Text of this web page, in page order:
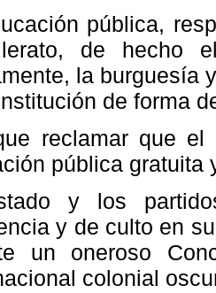
pública,
de
la burguesía
de forma
reclamar que
pública gratuita
y los
y de culto en
un oneroso
colonial